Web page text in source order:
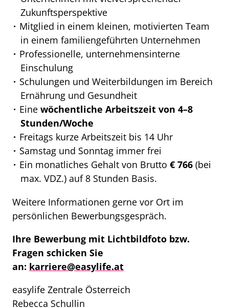
Zukunftsperspektive
Mitglied in einem kleinen, motivierten Team
in einem familiengeführten Unternehmen
Professionelle, unternehmensinterne
Einschulung
Schulungen und Weiterbildungen im Bereich
Ernährung und Gesundheit
Einewöchentliche Arbeitszeit von 4–8
Stunden/Woche
Freitags kurze Arbeitszeit bis 14 Uhr
Samstag und Sonntag immer frei
Ein monatliches Gehalt von Brutto€ 766 (bei
max. VDZ.) auf 8 Stunden Basis.
Weitere Informationen gerne vor Ort im
persönlichen Bewerbungsgespräch.
Ihre Bewerbung mit Lichtbildfoto bzw.
Fragen schicken Sie
an: karriere@easylife.at
easylife Zentrale Österreich
Rebecca Schullin